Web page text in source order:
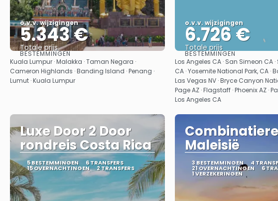
o.v.v. wijzigingen
5.343 €
Totale prijs
Bekijk
BESTEMMINGEN
Kuala Lumpur · Malakka · Taman Negara ·
Cameron Highlands · Banding Island · Penang ·
Lumut · Kuala Lumpur
o.v.v. wijzigingen
6.726 €
Totale prijs
Bekijk
BESTEMMINGEN
Los Angeles CA · San Simeon CA
CA · Yosemite National Park, CA ·
Las Vegas NV · Bryce Canyon
Page AZ · Flagstaff · Phoenix AZ ·
Los Angeles CA
Luxe Door 2 Door
rondreis Costa Rica
5 BESTEMMINGEN 6 TRANSFERS
15 OVERNACHTINGEN 2 TRANSFERS
Maleisië
3 BESTEMMINGEN 4
21 OVERNACHTINGEN 6
1 VERZEKERINGEN